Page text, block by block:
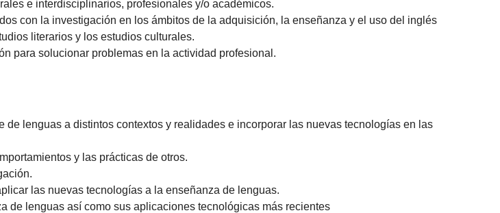
e interdisciplinarios, profesionales y/o académicos.
con la investigación en los ámbitos de la adquisición, la enseñanza y el uso del inglés
literarios y los estudios culturales.
para solucionar problemas en la actividad profesional.
lenguas a distintos contextos y realidades e incorporar las nuevas tecnologías en las
y las prácticas de otros.
las nuevas tecnologías a la enseñanza de lenguas.
de lenguas así como sus aplicaciones tecnológicas más recientes